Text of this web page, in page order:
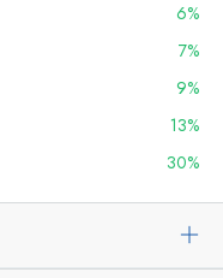
6%
7%
9%
13%
30%